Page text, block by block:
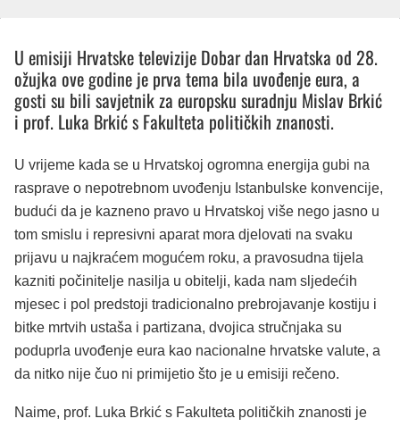
U emisiji Hrvatske televizije Dobar dan Hrvatska od 28.
ožujka ove godine je prva tema bila uvođenje eura, a
gosti su bili savjetnik za europsku suradnju Mislav Brkić
i prof. Luka Brkić s Fakulteta političkih znanosti.
U vrijeme kada se u Hrvatskoj ogromna energija gubi na
rasprave o nepotrebnom uvođenju Istanbulske konvencije,
budući da je kazneno pravo u Hrvatskoj više nego jasno u
tom smislu i represivni aparat mora djelovati na svaku
prijavu u najkraćem mogućem roku, a pravosudna tijela
kazniti počinitelje nasilja u obitelji, kada nam sljedećih
mjesec i pol predstoji tradicionalno prebrojavanje kostiju i
bitke mrtvih ustaša i partizana, dvojica stručnjaka su
poduprla uvođenje eura kao nacionalne hrvatske valute, a
da nitko nije čuo ni primijetio što je u emisiji rečeno.
Naime, prof. Luka Brkić s Fakulteta političkih znanosti je